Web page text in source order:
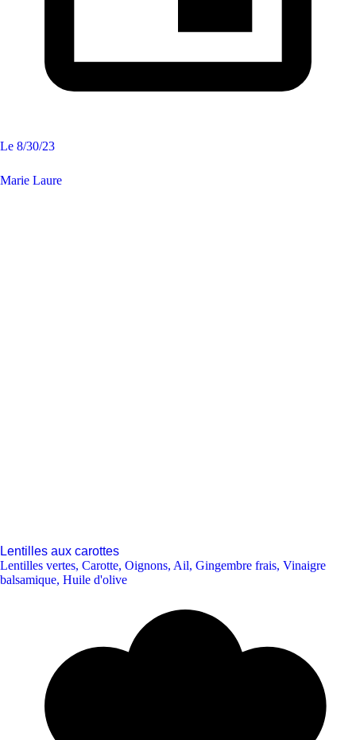
Le 8/30/23
Marie Laure
Lentilles aux carottes
Lentilles vertes, Carotte, Oignons, Ail, Gingembre frais, Vinaigre
balsamique, Huile d'olive